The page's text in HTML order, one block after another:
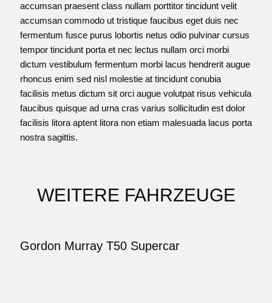
accumsan praesent class nullam porttitor tincidunt velit
accumsan commodo ut tristique faucibus eget duis nec
fermentum fusce purus lobortis netus odio pulvinar cursus
tempor tincidunt porta et nec lectus nullam orci morbi
dictum vestibulum fermentum morbi lacus hendrerit augue
rhoncus enim sed nisl molestie at tincidunt conubia
facilisis metus dictum sit orci augue volutpat risus vehicula
faucibus quisque ad urna cras varius sollicitudin est dolor
facilisis litora aptent litora non etiam malesuada lacus porta
nostra sagittis.
WEITERE FAHRZEUGE
Gordon Murray T50 Supercar